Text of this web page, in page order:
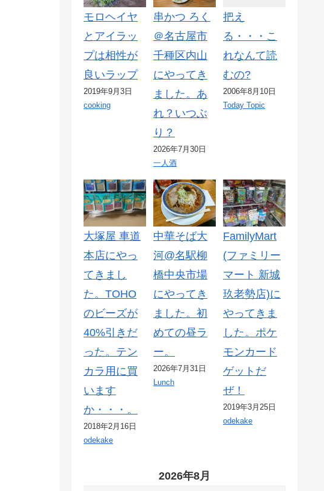
モロヘイヤ
とアイラッ
プは相性が
良いラップ
2019年9月3日
cooking
串かつ ろく
＠名古屋市
千種区内山
にやってき
ました。あ
れ？いつぶ
り？
2026年7月30日
一人酒
把え
る・・・こ
れなんて読
むの?
2006年8月10日
Today Topic
大塚屋 車道
本店にやっ
てきまし
た。TOHO
のビーズが
40%引きだ
った。テン
カラ用に買
います
か・・・。
2018年2月16日
odekake
中華そば大
河@名駅柳
橋中央市場
にやってき
ました。初
めての昼ラ
ー。
2026年7月31日
Lunch
FamilyMart
(ファミリー
マート 新城
玖老勢店)に
やってきま
した。ポケ
モンカード
ゲットだ
ぜ！
2019年3月25日
odekake
2026年8月